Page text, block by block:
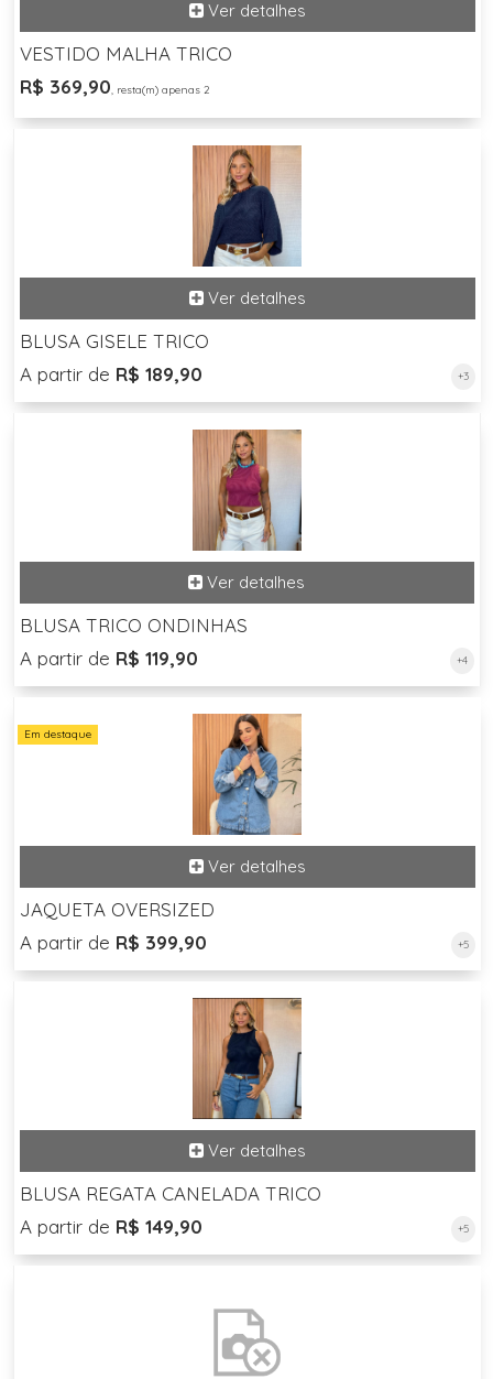
VESTIDO MALHA TRICO
R$ 369,90, resta(m) apenas 2
BLUSA GISELE TRICO
A partir de R$ 189,90 +3
BLUSA TRICO ONDINHAS
A partir de R$ 119,90 +4
Em destaque
JAQUETA OVERSIZED
A partir de R$ 399,90 +5
BLUSA REGATA CANELADA TRICO
A partir de R$ 149,90 +5